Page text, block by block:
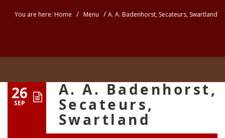
You are here: Home / Menu / A. A. Badenhorst, Secateurs, Swartland
26
SEP
A. A. Badenhorst,
Secateurs,
Swartland